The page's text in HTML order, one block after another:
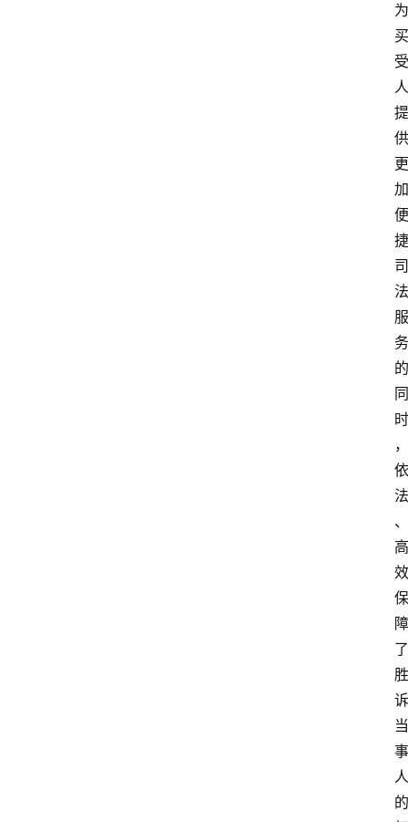
为
买
受
人
提
供
更
加
便
捷
司
法
服
务
的
同
时
，
依
法
、
高
效
保
障
了
胜
诉
当
事
人
的